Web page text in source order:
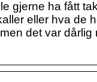
gjerne ha fått
eller hva de
det var dårlig